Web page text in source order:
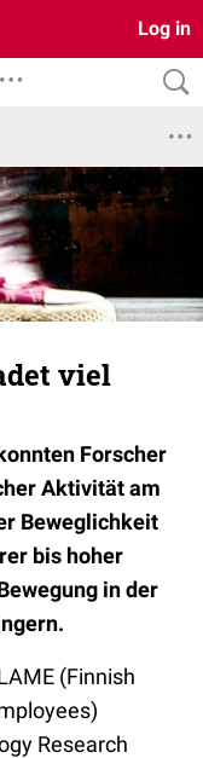
Log in
viel
Forscher
Aktivität am
Beweglichkeit
bis hoher
in der
(Finnish
Research